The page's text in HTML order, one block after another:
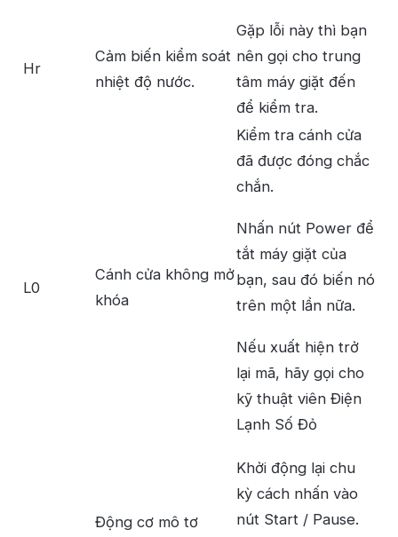
Hr
Cảm biến kiểm soát
nhiệt độ nước.
Gặp lỗi này thì bạn
nên gọi cho trung
tâm máy giặt đến
để kiểm tra.
L0
Cánh cửa không mở
khóa
Kiểm tra cánh cửa
đã được đóng chắc
chắn.
Nhấn nút Power để
tắt máy giặt của
bạn, sau đó biến nó
trên một lần nữa.
Nếu xuất hiện trở
lại mã, hãy gọi cho
kỹ thuật viên Điện
Lạnh Số Đỏ
Động cơ mô tơ
Khởi động lại chu
kỳ cách nhấn vào
nút Start / Pause.